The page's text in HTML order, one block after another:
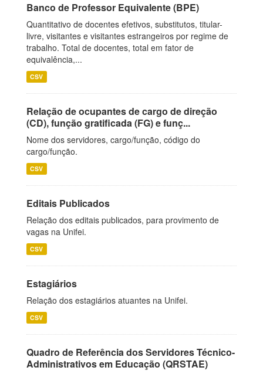
Banco de Professor Equivalente (BPE)
Quantitativo de docentes efetivos, substitutos, titular-
livre, visitantes e visitantes estrangeiros por regime de
trabalho. Total de docentes, total em fator de
equivalência,...
CSV
Relação de ocupantes de cargo de direção
(CD), função gratificada (FG) e funç...
Nome dos servidores, cargo/função, código do
cargo/função.
CSV
Editais Publicados
Relação dos editais publicados, para provimento de
vagas na Unifei.
CSV
Estagiários
Relação dos estagiários atuantes na Unifei.
CSV
Quadro de Referência dos Servidores Técnico-
Administrativos em Educação (QRSTAE)